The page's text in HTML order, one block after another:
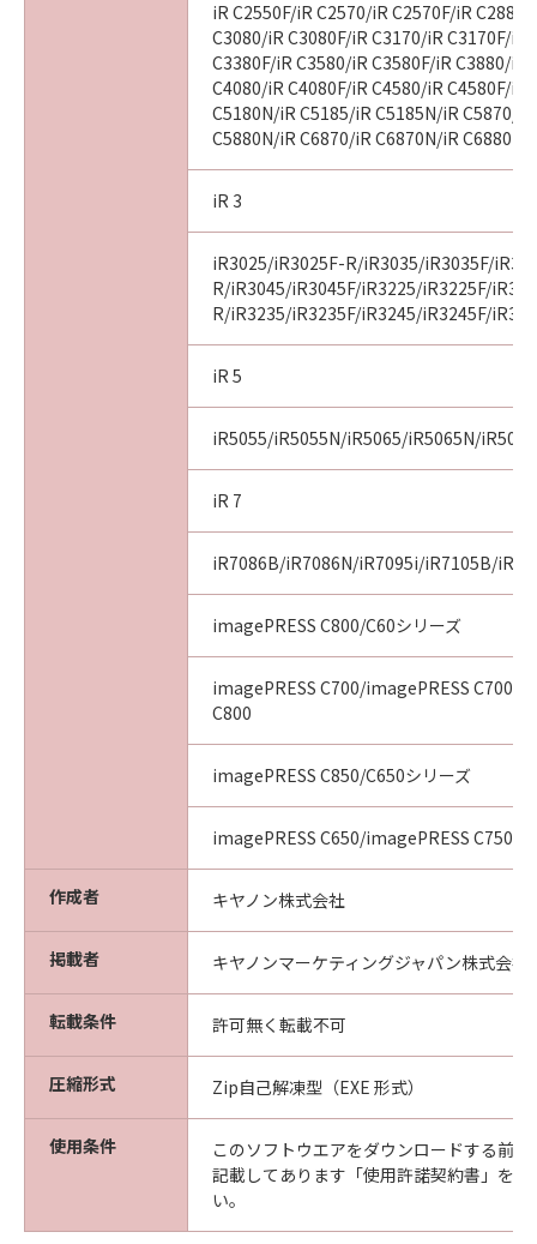
iR C2550F/iR C2570/iR C2570F/iR
C3080/iR C3080F/iR C3170/iR C3170F/iR
C3380F/iR C3580/iR C3580F/iR C3880/iR
C4080/iR C4080F/iR C4580/iR C4580F/iR
C5180N/iR C5185/iR C5185N/iR C5870/
C5880N/iR C6870/iR C6870N/iR C6880N
iR 3
iR3025/iR3025F-R/iR3035/iR3035F/
R/iR3045/iR3045F/iR3225/iR3225F/
R/iR3235/iR3235F/iR3245/iR3245F/
iR 5
iR5055/iR5055N/iR5065/iR5065N/
iR 7
iR7086B/iR7086N/iR7095i/iR7105B/
imagePRESS C800/C60シリーズ
imagePRESS C700/imagePRESS C700L/
C800
imagePRESS C850/C650シリーズ
imagePRESS C650/imagePRESS C750/
作成者 キヤノン株式会社
掲載者 キヤノンマーケティングジャパン株式会社
転載条件 許可無く転載不可
圧縮形式 Zip自己解凍型（EXE 形式）
使用条件
このソフトウエアをダウンロードする前
記載してあります「使用許諾契約書」を
い。